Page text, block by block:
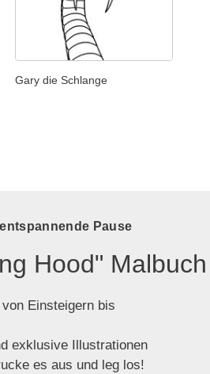
Gary die Schlange
Pause
Hood" Malbuch
Einsteigern bis
exklusive Illustrationen
es aus und leg los!